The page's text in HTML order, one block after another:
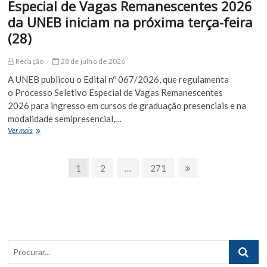
preso
em
operação
integrada
Especial de Vagas Remanescentes 2026
da UNEB iniciam na próxima terça-feira
(28)
Redação 28 de julho de 2026
A UNEB publicou o Edital nº 067/2026, que regulamenta
o Processo Seletivo Especial de Vagas Remanescentes
2026 para ingresso em cursos de graduação presenciais e na
modalidade semipresencial,…
Ver maisInscrições
PaginaçãoPage
1 Page
2 … Page
271